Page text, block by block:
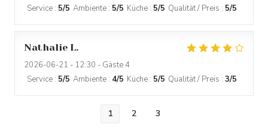
Service : 5/5 Ambiente : 5/5 Küche : 5/5 Qualität / Preis : 5/5
Nathalie L
2026-06-21 - 12:30 - Gäste 4
Service : 5/5 Ambiente : 4/5 Küche : 5/5 Qualität / Preis : 3/5
1 2 3